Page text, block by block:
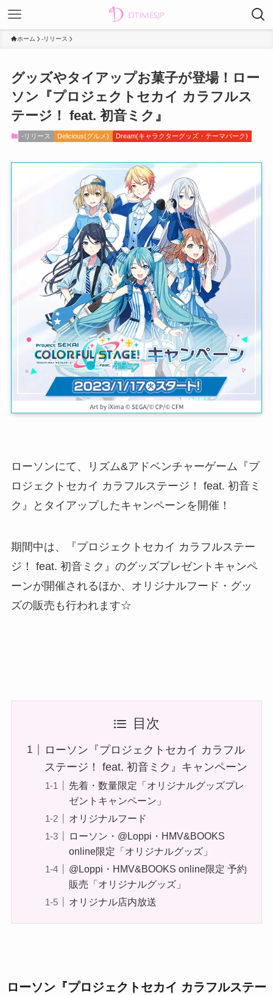
ホーム -リリース
グッズやタイアップお菓子が登場！ロー
ソン『プロジェクトセカイ カラフルス
テージ！ feat. 初音ミク』
-リリース Delicious(グルメ) Dream(キャラクターグッズ・テーマパーク)
ローソンにて、リズム&アドベンチャーゲーム『プ
ロジェクトセカイ カラフルステージ！ feat. 初音ミ
ク』とタイアップしたキャンペーンを開催！
期間中は、『プロジェクトセカイ カラフルステー
ジ！ feat. 初音ミク』のグッズプレゼントキャンペ
ーンが開催されるほか、オリジナルフード・グッ
ズの販売も行われます☆
目次
ローソン『プロジェクトセカイ カラフル
ステージ！ feat. 初音ミク』キャンペーン
先着・数量限定「オリジナルグッズプレ
ゼントキャンペーン」
オリジナルフード
ローソン・@Loppi・HMV&BOOKS
online限定「オリジナルグッズ」
@Loppi・HMV&BOOKS online限定 予約
販売「オリジナルグッズ」
オリジナル店内放送
ローソン『プロジェクトセカイ カラフルステー